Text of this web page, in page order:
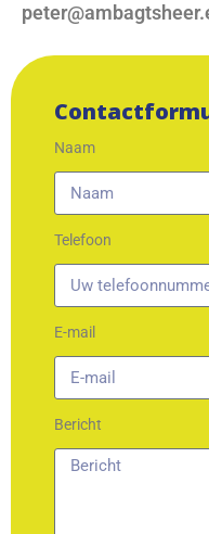
Naam
Telefoon
E-mail
Bericht